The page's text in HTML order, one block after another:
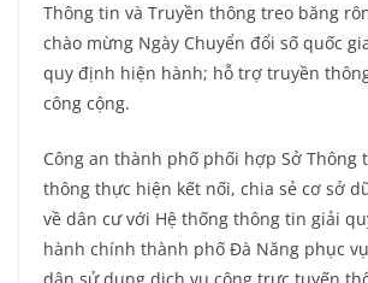
Thông tin và Truyền thông treo băng
chào mừng Ngày Chuyển đổi số quốc
quy định hiện hành; hỗ trợ truyền
công cộng.
Công an thành phố phối hợp Sở Thông
thông thực hiện kết nối, chia sẻ cơ sở
về dân cư với Hệ thống thông tin giải
hành chính thành phố Đà Năng phục